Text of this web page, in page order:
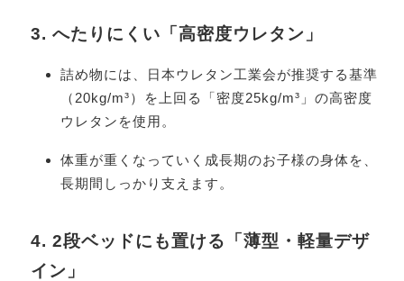
3. へたりにくい「高密度ウレタン」
詰め物には、日本ウレタン工業会が推奨する基準
（20kg/m³）を上回る「密度25kg/m³」の高密度
ウレタンを使用。
体重が重くなっていく成長期のお子様の身体を、
長期間しっかり支えます。
4. 2段ベッドにも置ける「薄型・軽量デザ
イン」